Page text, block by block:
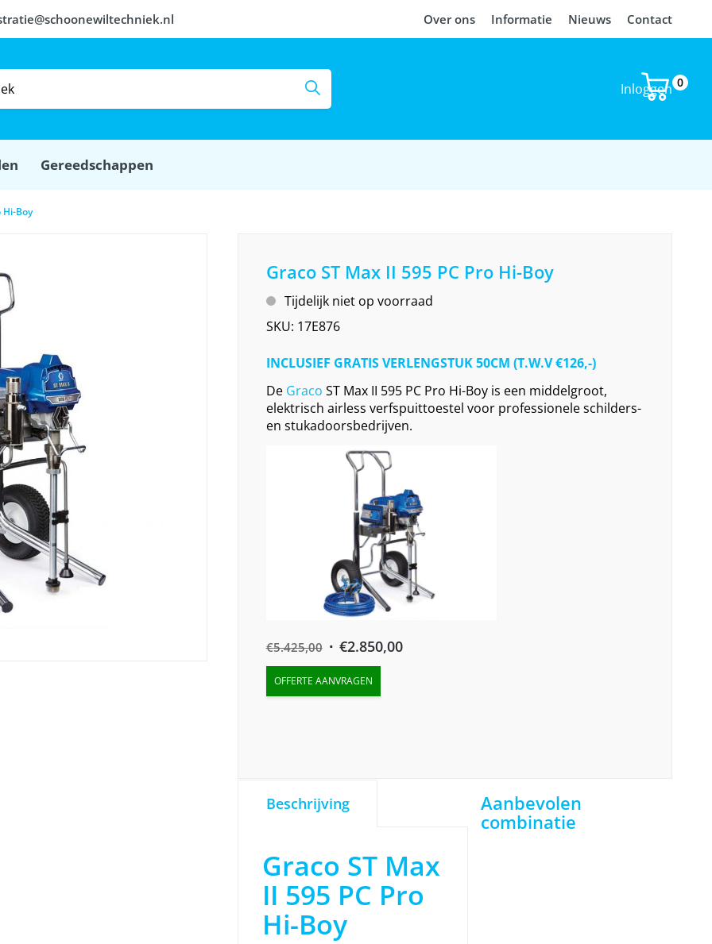
Over ons Informatie Nieuws Contact
0
Inloggen
Gereedschappen
Hi-Boy
Graco ST Max II 595 PC Pro Hi-Boy
Tijdelijk niet op voorraad
SKU: 17E876
INCLUSIEF GRATIS VERLENGSTUK 50CM (T.W.V €126,-)
De Graco ST Max II 595 PC Pro Hi-Boy is een middelgroot,
elektrisch airless verfspuittoestel voor professionele schilders-
en stukadoorsbedrijven.
€5.425,00 Original
price
was:
€2.850,00Current
OFFERTE AANVRAGEN
Beschrijving
Graco ST Max
II 595 PC Pro
Hi-Boy
Aanbevolen
combinatie